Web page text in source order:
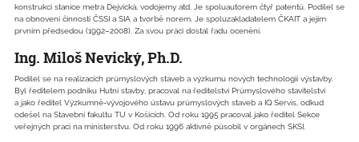
konstrukci stanice metra Dejvická, vodojemy atd. Je spoluautorem čtyř patentů. Podílel se
na obnovení činnosti ČSSI a SIA a tvorbě norem. Je spoluzakladatelem ČKAIT a jejím
prvním předsedou (1992–2008). Za svou práci dostal řadu ocenění.
Ing. Miloš Nevický, Ph.D.
Podílel se na realizacích průmyslových staveb a výzkumu nových technologií výstavby.
Byl ředitelem podniku Hutní stavby, pracoval na ředitelství Průmyslového stavitelství
a jako ředitel Výzkumně-vývojového ústavu průmyslových staveb a IQ Servis, odkud
odešel na Stavební fakultu TU v Košicích. Od roku 1995 pracoval jako ředitel Sekce
veřejných prací na ministerstvu. Od roku 1996 aktivně působil v orgánech SKSI.